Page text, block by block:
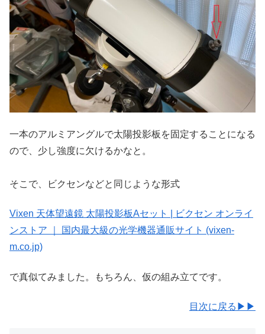
一本のアルミアングルで太陽投影板を固定することになる
ので、少し強度に欠けるかなと。
そこで、ビクセンなどと同じような形式
Vixen 天体望遠鏡 太陽投影板Aセット | ビクセン オンライ
ンストア ｜ 国内最大級の光学機器通販サイト (vixen-
m.co.jp)
で真似てみました。もちろん、仮の組み立てです。
目次に戻る▶▶